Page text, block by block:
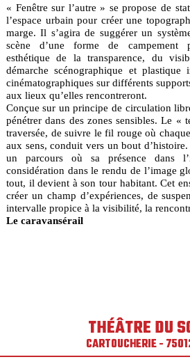
« Fenêtre sur l’autre » se propose de
l’espace urbain pour créer une
marge. Il s’agira de suggérer un
scène d’une forme de campement
esthétique de la transparence, du
démarche scénographique et plastique
cinématographiques sur différents
aux lieux qu’elles rencontreront.
Conçue sur un principe de circulation
pénétrer dans des zones sensibles. Le «
traversée, de suivre le fil rouge où
aux sens, conduit vers un bout
un parcours où sa présence dans
considération dans le rendu de l’image
tout, il devient à son tour habitant. Cet
créer un champ d’expériences, de
intervalle propice à la visibilité, la
Le caravansérail
THÉÂTRE DU
CARTOUCHERIE -